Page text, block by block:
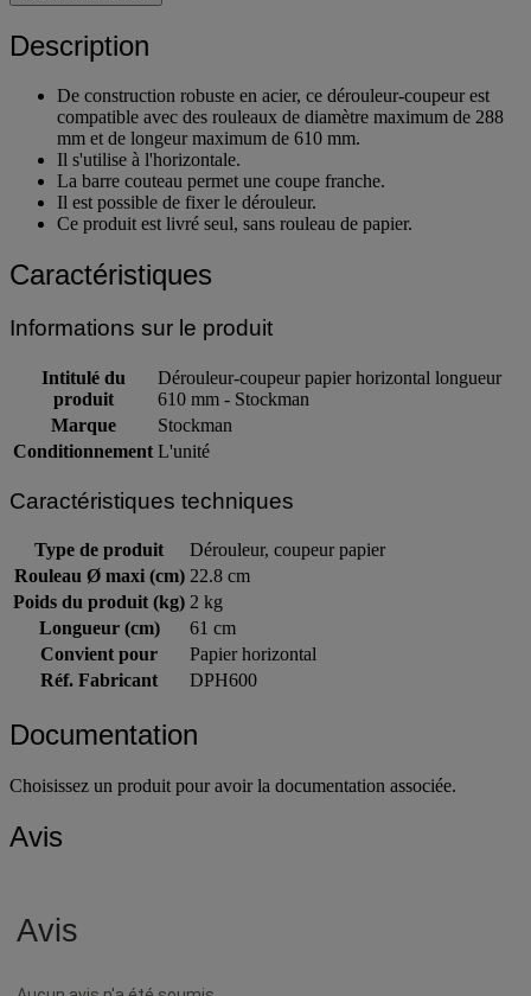
Besoin d'un devis ?
Description
De construction robuste en acier, ce dérouleur-coupeur est
compatible avec des rouleaux de diamètre maximum de 288
mm et de longeur maximum de 610 mm.
Il s'utilise à l'horizontale.
La barre couteau permet une coupe franche.
Il est possible de fixer le dérouleur.
Caractéristiques
Informations sur le produit
Intitulé du
produit
Dérouleur-coupeur papier horizontal longueur
610 mm - Stockman
Marque
Stockman
Caractéristiques techniques
Type de produit
Dérouleur, coupeur papier
Rouleau Ø maxi (cm) 22.8 cm
Poids du produit (kg)
2 kg
Longueur (cm)
61 cm
Convient pour
Papier horizontal
Documentation
Avis